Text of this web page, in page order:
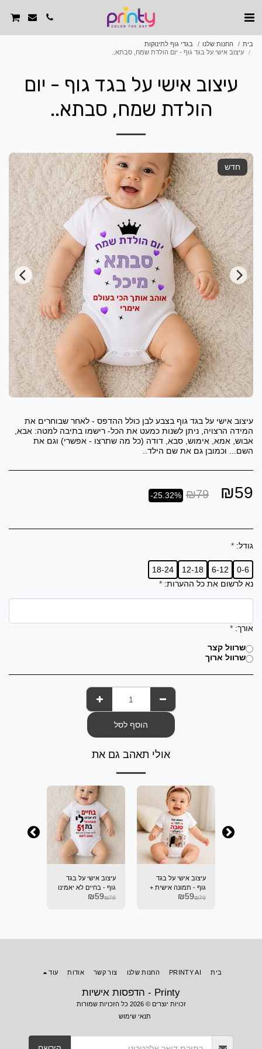
בית החנות שלנו
בגדי גוף לתינוקות
עיצוב אישי על בגד גוף - יום הולדת שמח, סבתא..
עיצוב אישי על בגד גוף - יום
הולדת שמח, סבתא..
חדש
עיצוב אישי על בגד גוף בצבע לבן כולל ההדפס - לאחר שבוחרים את
המידה הרצויה, ניתן לשנות כמעט את הכל- רישמו בתיבה למטה: אבא,
אבוש, אמא, אימוש, סבא, דודה (כל מה שתרצו - אפשרי) וגם את
השם... וכמובן גם את שם הילד..
₪59
₪79
-25.32%
גודל: *
0-6
6-12
12-18
18-24
נא לרשום את כל ההערות: *
אורך: *
שרוול קצר
שרוול ארוך
הוסף לסל
אולי תאהב גם את
עיצוב אישי על בגד
גוף - תמונה אישית +
כיתוב
₪79
₪59
עיצוב אישי על בגד
גוף - בחיים לא יאמינו
לי..₪79
₪59
Printy - הדפסות אישיות
זכויות יוצרים © 2026 כל הזכויות שמורות
תנאי שימוש
בית PRINTY AI החנות שלנו צור קשר אודות עוד